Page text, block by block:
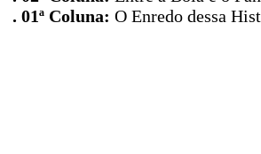
. 01ª Coluna: O Enredo dessa